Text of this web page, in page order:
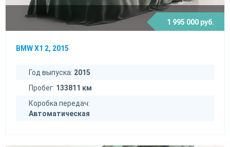
1 995 000 руб.
BMW X1 2, 2015
Год выпуска: 2015
Пробег: 133811 км
Коробка передач:
Автоматическая